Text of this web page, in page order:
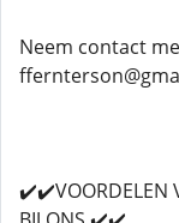
Neem contact
✔️✔️VOORDELEN